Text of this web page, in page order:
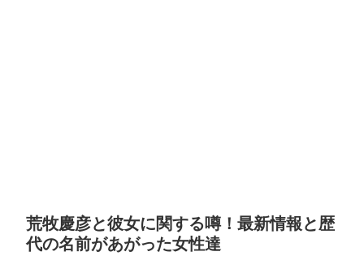
荒牧慶彦と彼女に関する噂！最新情報と歴
代の名前があがった女性達